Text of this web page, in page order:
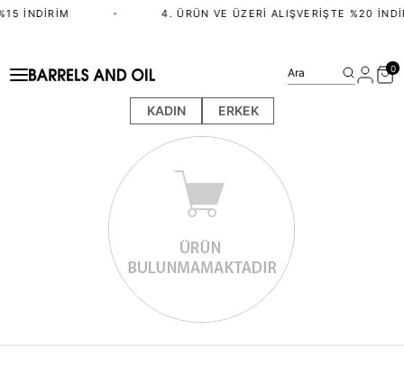
İNDIRIM • 4. ÜRÜN VE ÜZERI ALIŞVERIŞTE %20
KADIN ERKEK
Ara 0